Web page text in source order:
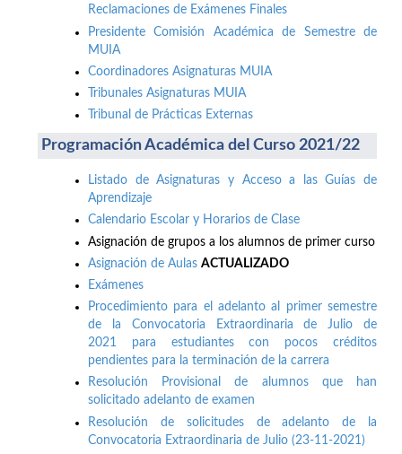
Reclamaciones de Exámenes Finales
Presidente Comisión Académica de Semestre de
MUIA
Coordinadores Asignaturas MUIA
Tribunales Asignaturas MUIA
Tribunal de Prácticas Externas
Programación Académica del Curso 2021/22
Listado de Asignaturas y Acceso a las Guías de
Aprendizaje
Calendario Escolar y Horarios de Clase
Asignación de grupos a los alumnos de primer curso
Asignación de Aulas ACTUALIZADO
Exámenes
Procedimiento para el adelanto al primer semestre
de la Convocatoria Extraordinaria de Julio de
2021 para estudiantes con pocos créditos
pendientes para la terminación de la carrera
Resolución Provisional de alumnos que han
solicitado adelanto de examen
Resolución de solicitudes de adelanto de la
Convocatoria Extraordinaria de Julio (23-11-2021)